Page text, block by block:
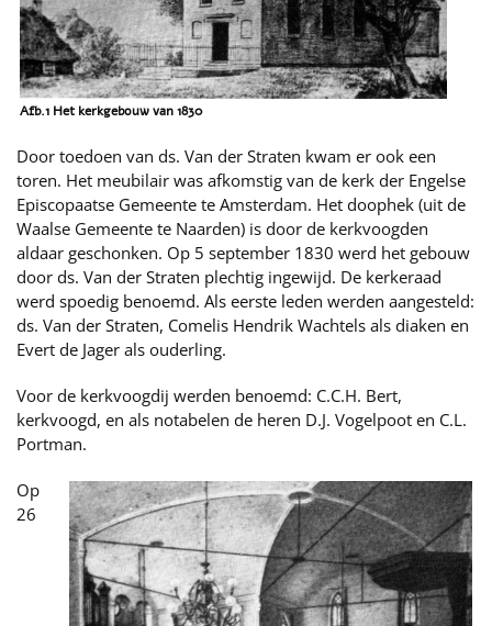
Afb.1 Het kerkgebouw van 1830
Door toedoen van ds. Van der Straten kwam er ook een
toren. Het meubilair was afkomstig van de kerk der Engelse
Episcopaatse Gemeente te Amsterdam. Het doophek (uit de
Waalse Gemeente te Naarden) is door de kerkvoogden
aldaar geschonken. Op 5 september 1830 werd het gebouw
door ds. Van der Straten plechtig ingewijd. De kerkeraad
werd spoedig benoemd. Als eerste leden werden aangesteld:
ds. Van der Straten, Comelis Hendrik Wachtels als diaken en
Evert de Jager als ouderling.
Voor de kerkvoogdij werden benoemd: C.C.H. Bert,
kerkvoogd, en als notabelen de heren D.J. Vogelpoot en C.L.
Portman.
Op
26